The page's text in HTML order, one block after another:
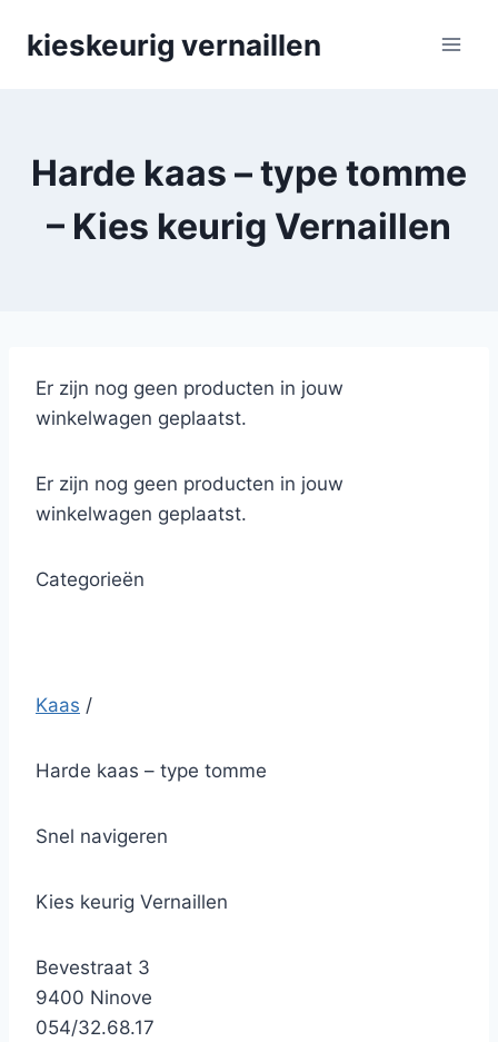
kieskeurig vernaillen
Harde kaas – type tomme
– Kies keurig Vernaillen
Er zijn nog geen producten in jouw
winkelwagen geplaatst.
Er zijn nog geen producten in jouw
winkelwagen geplaatst.
Categorieën
Kaas /
Harde kaas – type tomme
Snel navigeren
Kies keurig Vernaillen
Bevestraat 3
9400 Ninove
054/32.68.17